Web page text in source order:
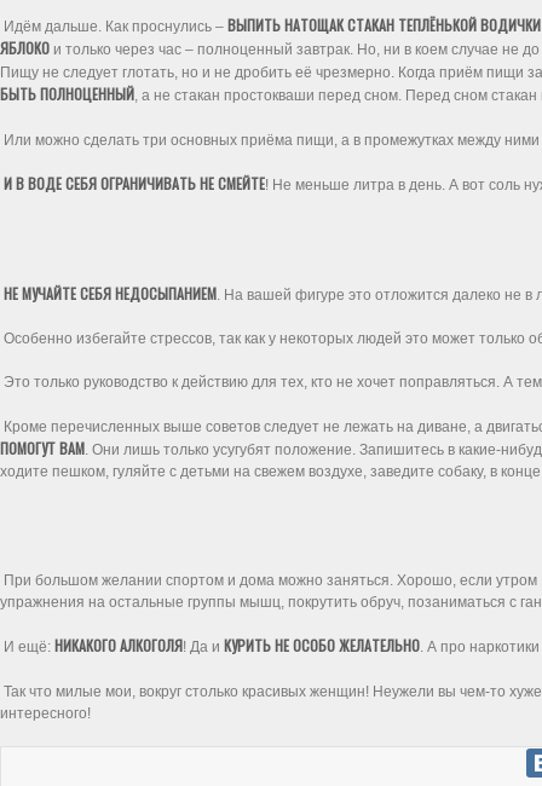
Идём дальше. Как проснулись – ВЫПИТЬ НАТОЩАК СТАКАН ТЕПЛЁНЬКОЙ ВОДИЧКИ
ЯБЛОКО и только через час – полноценный завтрак. Но, ни в коем случае
Пищу не следует глотать, но и не дробить её чрезмерно. Когда приём пищи
БЫТЬ ПОЛНОЦЕННЫЙ, а не стакан простокваши перед сном. Перед сном
Или можно сделать три основных приёма пищи, а в промежутках между
И В ВОДЕ СЕБЯ ОГРАНИЧИВАТЬ НЕ СМЕЙТЕ! Не меньше литра в день. А вот соль
НЕ МУЧАЙТЕ СЕБЯ НЕДОСЫПАНИЕМ. На вашей фигуре это отложится далеко не в
Особенно избегайте стрессов, так как у некоторых людей это может только
Это только руководство к действию для тех, кто не хочет поправляться. А
Кроме перечисленных выше советов следует не лежать на диване, а
ПОМОГУТ ВАМ. Они лишь только усугубят положение. Запишитесь в какие-
ходите пешком, гуляйте с детьми на свежем воздухе, заведите собаку, в
При большом желании спортом и дома можно заняться. Хорошо, если
упражнения на остальные группы мышц, покрутить обруч, позаниматься с
И ещё: НИКАКОГО АЛКОГОЛЯ! Да и КУРИТЬ НЕ ОСОБО ЖЕЛАТЕЛЬНО. А про
Так что милые мои, вокруг столько красивых женщин! Неужели вы чем-то
интересного!